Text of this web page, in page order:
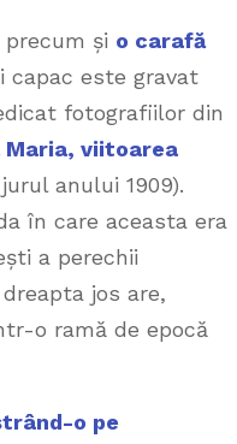
și o carafă
capac este gravat
fotografiilor din
viitoarea
anului 1909).
în care aceasta era
a perechii
jos are,
o ramă de epocă
o pe